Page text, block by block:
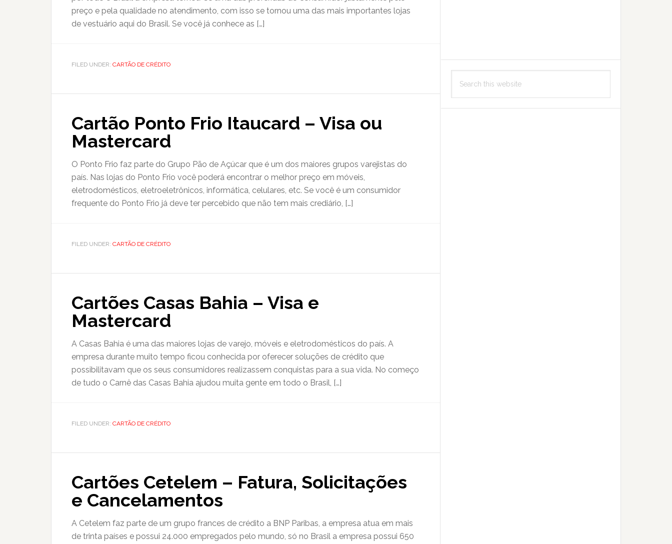
preço e pela qualidade no atendimento, com isso se tornou uma das mais importantes lojas
de vestuário aqui do Brasil. Se você já conhece as […]
FILED UNDER: CARTÃO DE CRÉDITO
Cartão Ponto Frio Itaucard – Visa ou
Mastercard
O Ponto Frio faz parte do Grupo Pão de Açúcar que é um dos maiores grupos varejistas do
país. Nas lojas do Ponto Frio você poderá encontrar o melhor preço em móveis,
eletrodomésticos, eletroeletrônicos, informática, celulares, etc. Se você é um consumidor
frequente do Ponto Frio já deve ter percebido que não tem mais crediário, […]
FILED UNDER: CARTÃO DE CRÉDITO
Cartões Casas Bahia – Visa e
Mastercard
A Casas Bahia é uma das maiores lojas de varejo, móveis e eletrodomésticos do país. A
empresa durante muito tempo ficou conhecida por oferecer soluções de crédito que
possibilitavam que os seus consumidores realizassem conquistas para a sua vida. No começo
de tudo o Carnê das Casas Bahia ajudou muita gente em todo o Brasil, […]
FILED UNDER: CARTÃO DE CRÉDITO
Cartões Cetelem – Fatura, Solicitações
e Cancelamentos
A Cetelem faz parte de um grupo frances de crédito a BNP Paribas, a empresa atua em mais
de trinta países e possui 24.000 empregados pelo mundo, só no Brasil a empresa possui 650
this